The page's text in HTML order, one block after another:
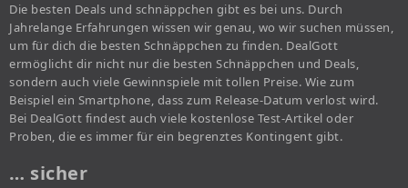
Die besten Deals und schnäppchen gibt es bei uns. Durch
Jahrelange Erfahrungen wissen wir genau, wo wir suchen müssen,
um für dich die besten Schnäppchen zu finden. DealGott
ermöglicht dir nicht nur die besten Schnäppchen und Deals,
sondern auch viele Gewinnspiele mit tollen Preise. Wie zum
Beispiel ein Smartphone, dass zum Release-Datum verlost wird.
Bei DealGott findest auch viele kostenlose Test-Artikel oder
Proben, die es immer für ein begrenztes Kontingent gibt.
… sicher